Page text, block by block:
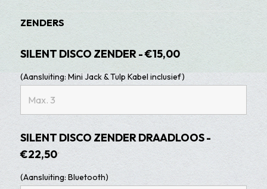
ZENDERS
SILENT DISCO ZENDER - €15,00
(Aansluiting: Mini Jack & Tulp Kabel inclusief)
SILENT DISCO ZENDER DRAADLOOS -
€22,50
(Aansluiting: Bluetooth)